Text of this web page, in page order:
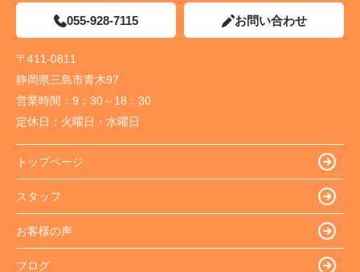
055-928-7115 お問い合わせ
〒411-0811
静岡県三島市青木97
営業時間： 9：30～18：30
定休日： 火曜日・水曜日
トップページ
スタッフ
お客様の声
ブログ